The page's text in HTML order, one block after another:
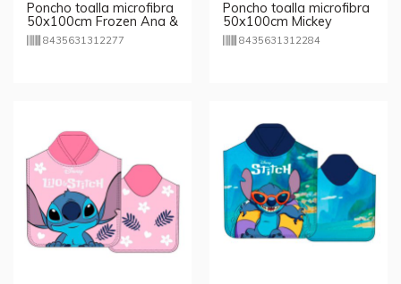
Poncho toalla microfibra
50x100cm Frozen Ana &
Elsa8435631312277
Poncho toalla microfibra
50x100cm Mickey
Mouse Disney
8435631312284